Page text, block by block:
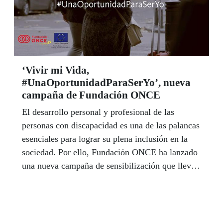
‘Vivir mi Vida,
#UnaOportunidadParaSerYo’, nueva
campaña de Fundación ONCE
El desarrollo personal y profesional de las
personas con discapacidad es una de las palancas
esenciales para lograr su plena inclusión en la
sociedad. Por ello, Fundación ONCE ha lanzado
una nueva campaña de sensibilización que lleva